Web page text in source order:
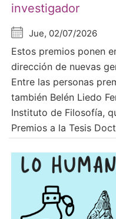
investigador
Jue, 02/07/2026
Estos premios ponen
dirección de nuevas
Entre las personas
también Belén Liedo
Instituto de Filosofía,
Premios a la Tesis